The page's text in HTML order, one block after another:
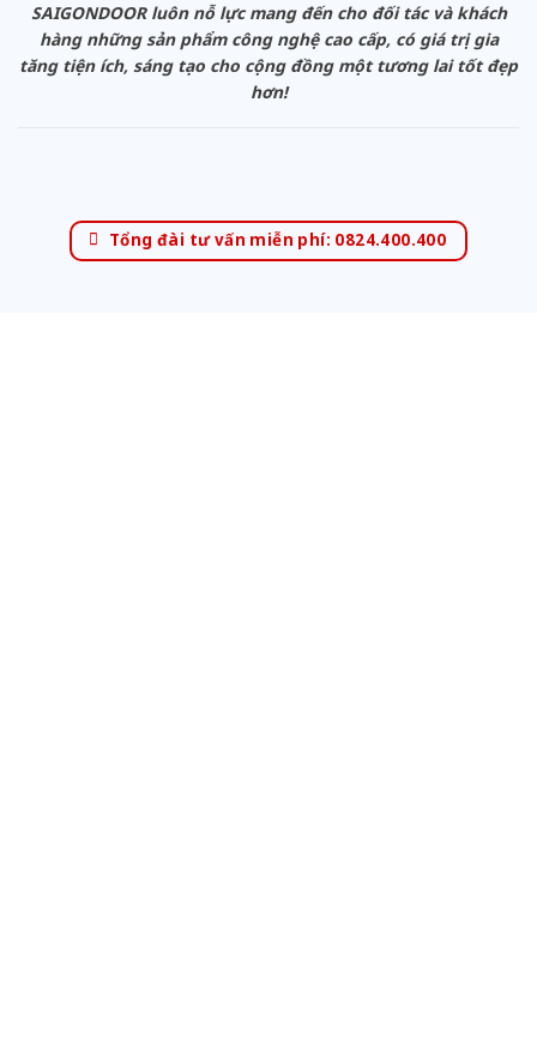
SAIGONDOOR luôn nỗ lực mang đến cho đối tác và khách
hàng những sản phẩm công nghệ cao cấp, có giá trị gia
tăng tiện ích, sáng tạo cho cộng đồng một tương lai tốt đẹp
hơn!
Tổng đài tư vấn miễn phí: 0824.400.400